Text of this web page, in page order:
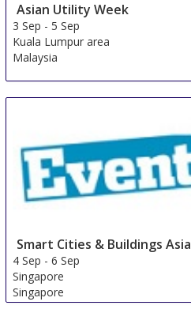
Asian Utility Week
3 Sep -5 Sep
Kuala Lumpur area
Malaysia
Smart Cities & Buildings Asia
4 Sep -6 Sep
Singapore
Singapore